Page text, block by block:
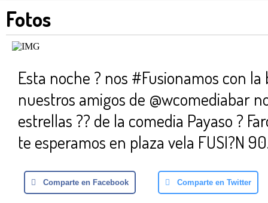
Fotos
Esta noche ? nos #Fusionamos con la
nuestros amigos de @wcomediabar
estrellas ?? de la comedia Payaso ?
te esperamos en plaza vela FUSI?N
Comparte en Facebook Comparte en Twitter